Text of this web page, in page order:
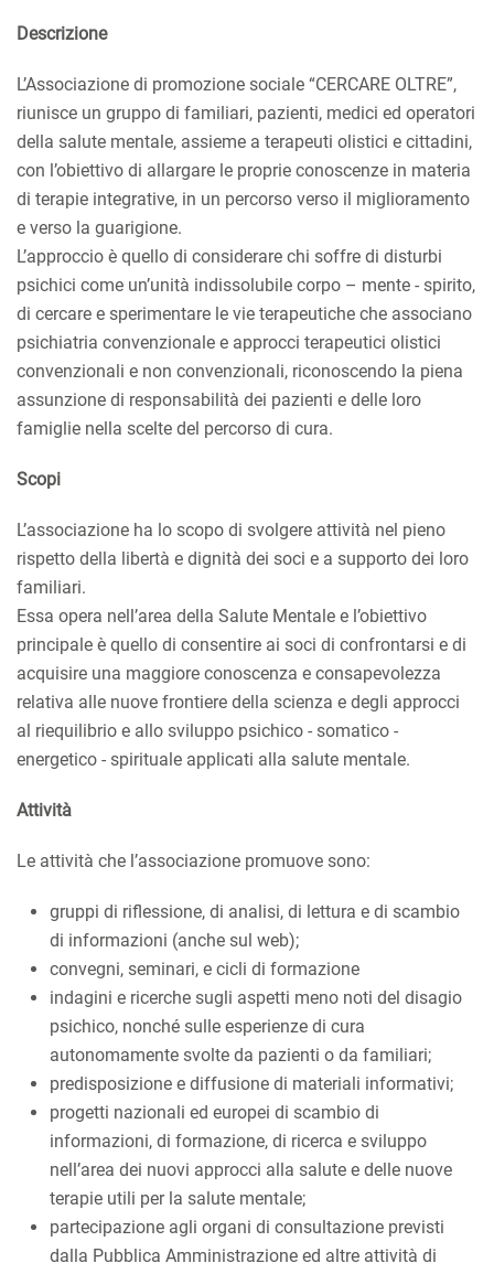
Descrizione
L’Associazione di promozione sociale “CERCARE OLTRE”,
riunisce un gruppo di familiari, pazienti, medici ed operatori
della salute mentale, assieme a terapeuti olistici e cittadini,
con l’obiettivo di allargare le proprie conoscenze in materia
di terapie integrative, in un percorso verso il miglioramento
e verso la guarigione.
L’approccio è quello di considerare chi soffre di disturbi
psichici come un’unità indissolubile corpo – mente - spirito,
di cercare e sperimentare le vie terapeutiche che associano
psichiatria convenzionale e approcci terapeutici olistici
convenzionali e non convenzionali, riconoscendo la piena
assunzione di responsabilità dei pazienti e delle loro
famiglie nella scelte del percorso di cura.
Scopi
L’associazione ha lo scopo di svolgere attività nel pieno
rispetto della libertà e dignità dei soci e a supporto dei loro
familiari.
Essa opera nell’area della Salute Mentale e l’obiettivo
principale è quello di consentire ai soci di confrontarsi e di
acquisire una maggiore conoscenza e consapevolezza
relativa alle nuove frontiere della scienza e degli approcci
al riequilibrio e allo sviluppo psichico - somatico -
energetico - spirituale applicati alla salute mentale.
Attività
Le attività che l’associazione promuove sono:
gruppi di riflessione, di analisi, di lettura e di scambio
di informazioni (anche sul web);
convegni, seminari, e cicli di formazione
indagini e ricerche sugli aspetti meno noti del disagio
psichico, nonché sulle esperienze di cura
autonomamente svolte da pazienti o da familiari;
predisposizione e diffusione di materiali informativi;
progetti nazionali ed europei di scambio di
informazioni, di formazione, di ricerca e sviluppo
nell’area dei nuovi approcci alla salute e delle nuove
terapie utili per la salute mentale;
partecipazione agli organi di consultazione previsti
dalla Pubblica Amministrazione ed altre attività di